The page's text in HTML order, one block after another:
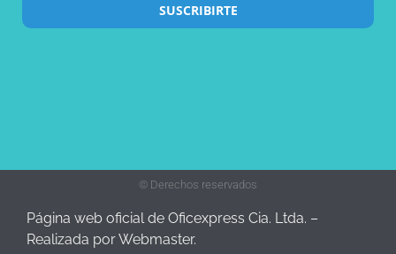
SUSCRIBIRTE
© Derechos reservados
Página web oficial de Oficexpress Cia. Ltda. –
Realizada por Webmaster.